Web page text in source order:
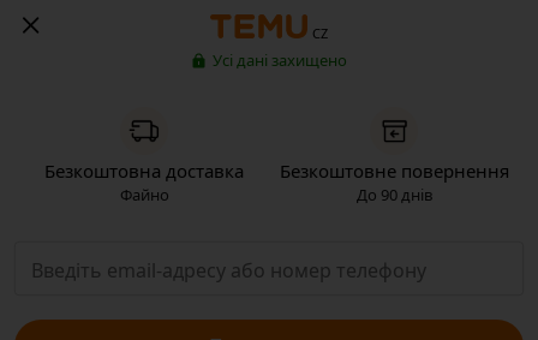
CZ
Усі дані захищено
Безкоштовна доставка
Файно
Безкоштовне повернення
До 90 днів